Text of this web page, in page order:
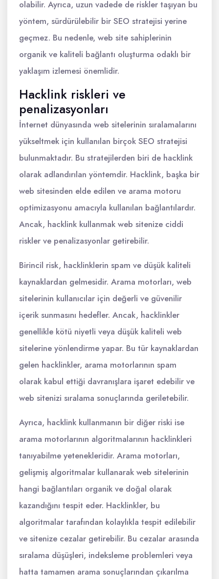
olabilir. Ayrıca, uzun vadede de riskler taşıyan bu
yöntem, sürdürülebilir bir SEO stratejisi yerine
geçmez. Bu nedenle, web site sahiplerinin
organik ve kaliteli bağlantı oluşturma odaklı bir
yaklaşım izlemesi önemlidir.
Hacklink riskleri ve
penalizasyonları
İnternet dünyasında web sitelerinin sıralamalarını
yükseltmek için kullanılan birçok SEO stratejisi
bulunmaktadır. Bu stratejilerden biri de hacklink
olarak adlandırılan yöntemdir. Hacklink, başka bir
web sitesinden elde edilen ve arama motoru
optimizasyonu amacıyla kullanılan bağlantılardır.
Ancak, hacklink kullanmak web sitenize ciddi
riskler ve penalizasyonlar getirebilir.
Birincil risk, hacklinklerin spam ve düşük kaliteli
kaynaklardan gelmesidir. Arama motorları, web
sitelerinin kullanıcılar için değerli ve güvenilir
içerik sunmasını hedefler. Ancak, hacklinkler
genellikle kötü niyetli veya düşük kaliteli web
sitelerine yönlendirme yapar. Bu tür kaynaklardan
gelen hacklinkler, arama motorlarının spam
olarak kabul ettiği davranışlara işaret edebilir ve
web sitenizi sıralama sonuçlarında geriletebilir.
Ayrıca, hacklink kullanmanın bir diğer riski ise
arama motorlarının algoritmalarının hacklinkleri
tanıyabilme yetenekleridir. Arama motorları,
gelişmiş algoritmalar kullanarak web sitelerinin
hangi bağlantıları organik ve doğal olarak
kazandığını tespit eder. Hacklinkler, bu
algoritmalar tarafından kolaylıkla tespit edilebilir
ve sitenize cezalar getirebilir. Bu cezalar arasında
sıralama düşüşleri, indeksleme problemleri veya
hatta tamamen arama sonuçlarından çıkarılma